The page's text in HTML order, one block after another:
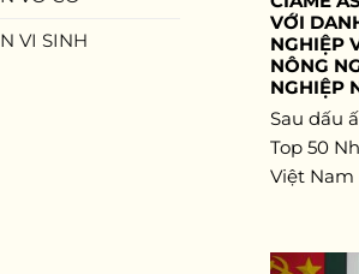
VI SINH
VỚI
NGHIỆP
NÔNG
NGHIỆP
Sau dấu
Top 50
Việt Nam